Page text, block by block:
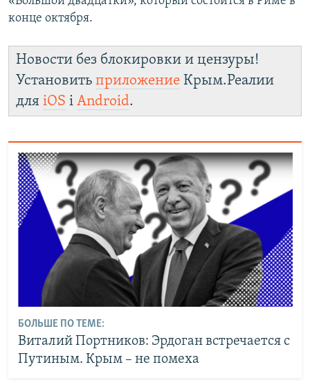
конце октября.
Новости без блокировки и цензуры!
Установить приложение Крым.Реалии
для iOS і Android.
БОЛЬШЕ ПО ТЕМЕ:
Виталий Портников: Эрдоган встречается с
Путиным. Крым – не помеха